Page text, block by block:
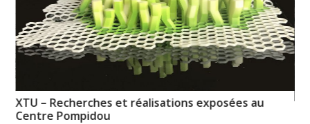
XTU – Recherches et réalisations exposées au
Centre Pompidou